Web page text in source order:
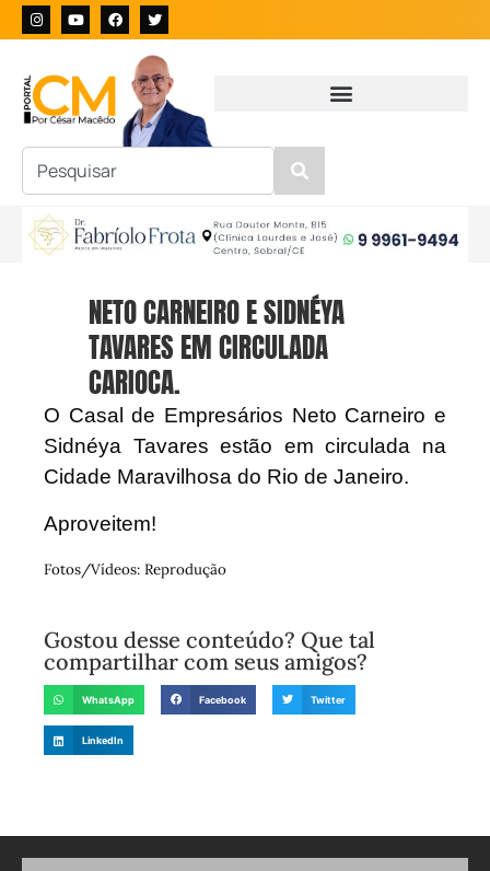
NETO CARNEIRO E SIDNÉYA
TAVARES EM CIRCULADA
CARIOCA.
O Casal de Empresários Neto Carneiro e
Sidnéya Tavares estão em circulada na
Cidade Maravilhosa do Rio de Janeiro.
Aproveitem!
Fotos/Vídeos: Reprodução
Gostou desse conteúdo? Que tal
compartilhar com seus amigos?
WhatsApp Facebook Twitter
LinkedIn